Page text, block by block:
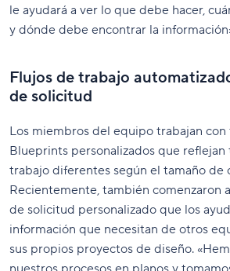
le ayudará a ver lo que debe hacer,
y dónde debe encontrar la
Flujos de trabajo
de solicitud
Los miembros del equipo trabajan con
Blueprints personalizados que reflejan
trabajo diferentes según el tamaño de
Recientemente, también comenzaron
de solicitud personalizado que los
información que necesitan de otros
sus propios proyectos de diseño.